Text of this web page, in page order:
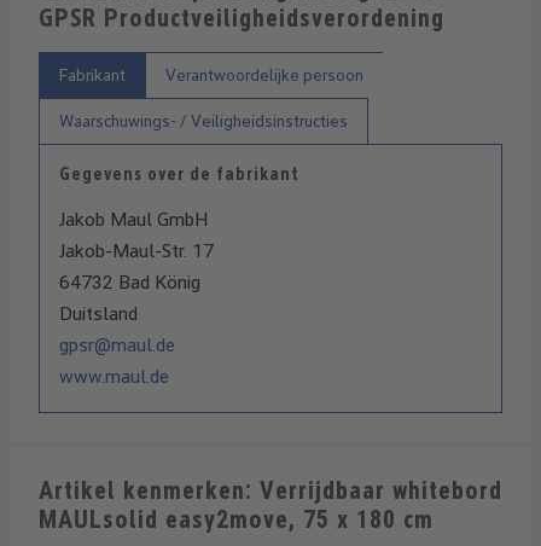
GPSR Productveiligheidsverordening
Fabrikant Verantwoordelijke persoon
Waarschuwings- / Veiligheidsinstructies
Gegevens over de fabrikant
Jakob Maul GmbH
Jakob-Maul-Str. 17
64732 Bad König
Duitsland
gpsr@maul.de
www.maul.de
Artikel kenmerken: Verrijdbaar whitebord
MAULsolid easy2move, 75 x 180 cm